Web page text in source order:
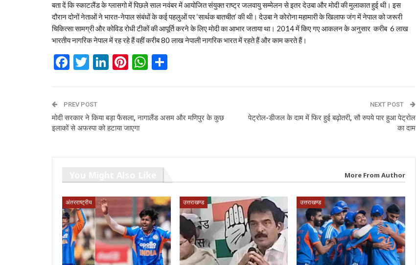
बता दें कि स्काटलैंड के ग्लासगो में पिछले साल नवंबर में आयोजित संयुक्त राष्ट्र जलवायु सम्मेलन से इतर देउबा और मोदी की मुलाकात हुई थी। इस
दौरान दोनों नेताओं ने भारत-नेपाल संबंधों के कई पहलुओं पर ‘सार्थक बातचीत’ की थी। देउबा ने कोरोना महामारी के खिलाफ जंग में नेपाल को जरूरी
चिकित्सा सामग्री और कोविड रोधी टीकों की आपूर्ति करने के लिए मोदी का आभार जताया था। 2014 में किए गए आकलन के अनुसार करीब 6 लाख
भारतीय नागरिक नेपाल में रह रहे हैं वहीं करीब 80 लाख नेपाली नागरिक भारत में रहते हैं और काम करते हैं।
Facebook
Twitter
LinkedIn
Pinterest
WhatsApp
PREV POST
मोदी सरकार ने किया बड़ा फैसला, नागालैंड असम और मणिपुर के कुछ
इलाकों से अफस्पा को हटाया जाएगा
NEXT POST
पेट्रोल-डीजल के दाम में फिर हुई बढ़ोतरी, सौ रुपये पार हुआ पेट्रोल
का दाम
More From Author
अंतरराष्ट्रीय उत्तराखण्ड उत्तराखण्ड